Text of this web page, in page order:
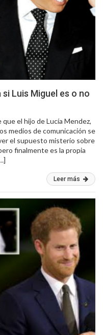
Luis Miguel es o no
el hijo de Lucía Mendez,
medios de comunicación se
el supuesto misterio sobre
finalmente es la propia
Leer más